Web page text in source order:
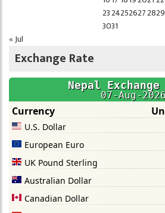
23242526272829
3031
« Jul
Exchange Rate